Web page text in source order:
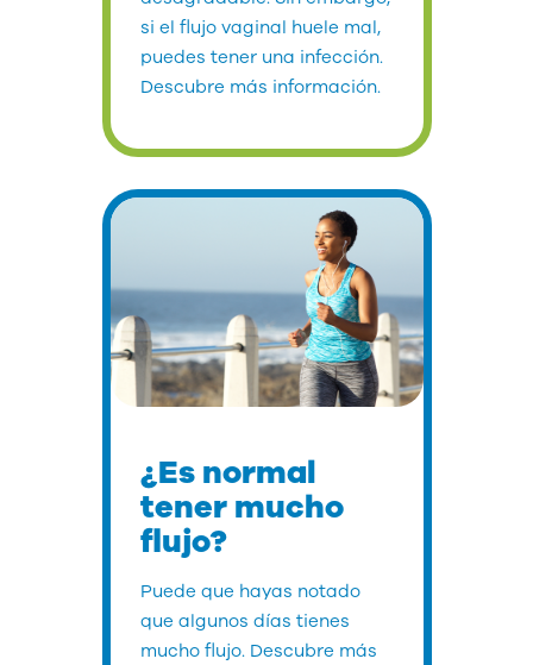
si el flujo vaginal huele mal,
puedes tener una infección.
Descubre más información.
¿Es normal
tener mucho
flujo?
Puede que hayas notado
que algunos días tienes
mucho flujo. Descubre más